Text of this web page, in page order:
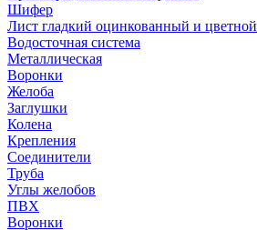
Шифер
Лист гладкий оцинкованный и цветной
Водосточная система
Металлическая
Воронки
Желоба
Заглушки
Колена
Крепления
Соединители
Труба
Углы желобов
ПВХ
Воронки